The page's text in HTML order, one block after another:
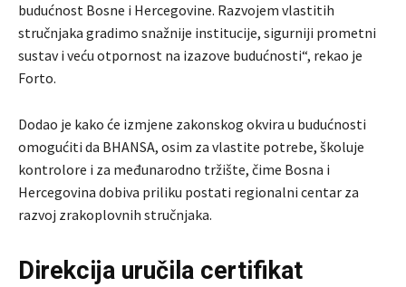
budućnost Bosne i Hercegovine. Razvojem vlastitih
stručnjaka gradimo snažnije institucije, sigurniji prometni
sustav i veću otpornost na izazove budućnosti“, rekao je
Forto.
Dodao je kako će izmjene zakonskog okvira u budućnosti
omogućiti da BHANSA, osim za vlastite potrebe, školuje
kontrolore i za međunarodno tržište, čime Bosna i
Hercegovina dobiva priliku postati regionalni centar za
razvoj zrakoplovnih stručnjaka.
Direkcija uručila certifikat